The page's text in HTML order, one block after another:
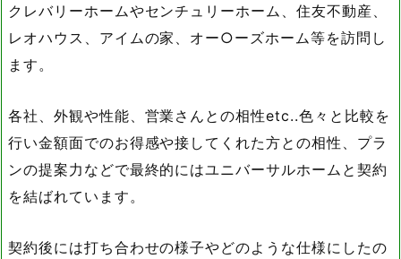
クレバリーホームやセンチュリーホーム、住友不動産、
レオハウス、アイムの家、オー○ーズホーム等を訪問し
ます。
各社、外観や性能、営業さんとの相性etc..色々と比較を
行い金額面でのお得感や接してくれた方との相性、プラ
ンの提案力などで最終的にはユニバーサルホームと契約
を結ばれています。
契約後には打ち合わせの様子やどのような仕様にしたの